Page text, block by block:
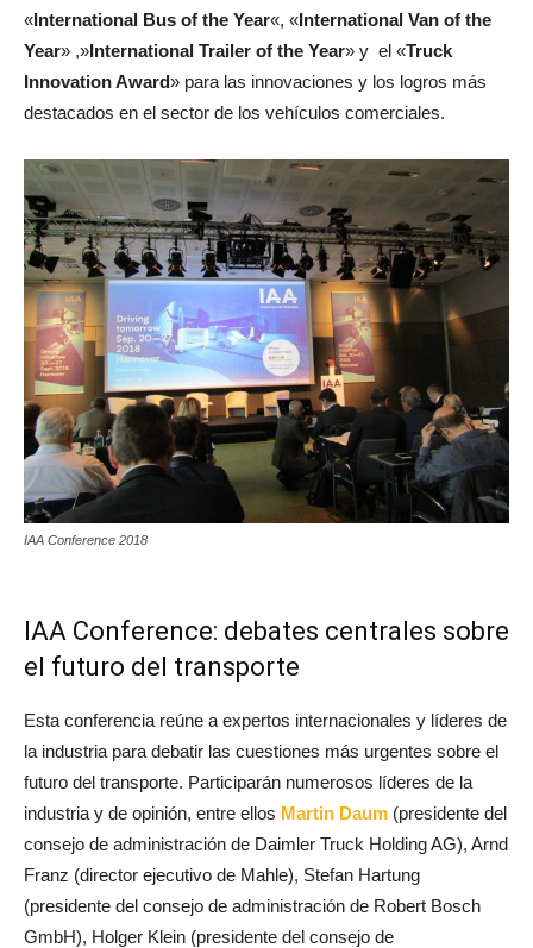
«International Bus of the Year«, «International Van of the
Year» ,»International Trailer of the Year» y el «Truck
Innovation Award» para las innovaciones y los logros más
destacados en el sector de los vehículos comerciales.
IAA Conference 2018
IAA Conference: debates centrales sobre
el futuro del transporte
Esta conferencia reúne a expertos internacionales y líderes de
la industria para debatir las cuestiones más urgentes sobre el
futuro del transporte. Participarán numerosos líderes de la
industria y de opinión, entre ellos Martin Daum (presidente del
consejo de administración de Daimler Truck Holding AG), Arnd
Franz (director ejecutivo de Mahle), Stefan Hartung
(presidente del consejo de administración de Robert Bosch
GmbH), Holger Klein (presidente del consejo de